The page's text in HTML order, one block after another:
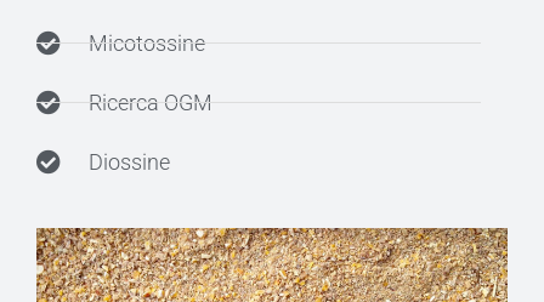
Micotossine
Ricerca OGM
Diossine